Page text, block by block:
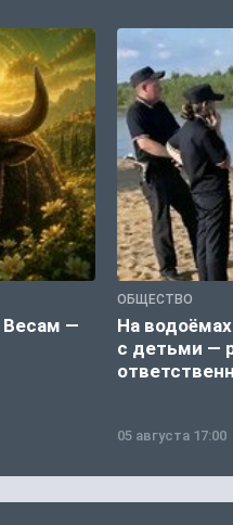
Весам —
ОБЩЕСТВО
На
с детьми —
05 августа 17:00